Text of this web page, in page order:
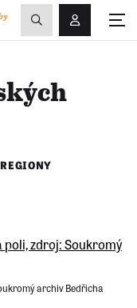
Přihlášení/
Zobrazit
vyhledávání
REGIONY
archiv Bedřicha